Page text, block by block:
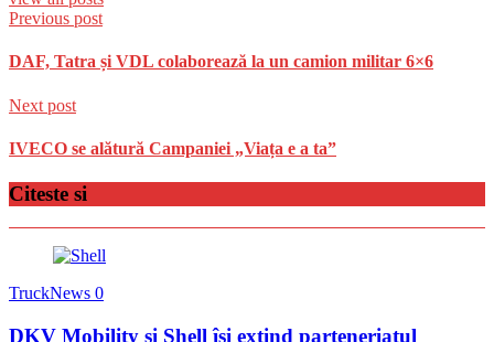
Previous post
DAF, Tatra și VDL colaborează la un camion militar 6×6
Next post
IVECO se alătură Campaniei „Viața e a ta”
Citeste si
TruckNews 0
DKV Mobility și Shell își extind parteneriatul